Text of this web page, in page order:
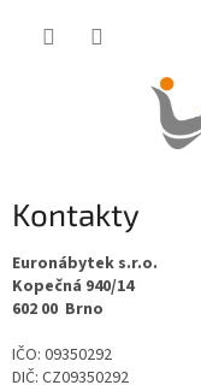
Kontakty
Euronábytek s.r.o.
Kopečná 940/14
602 00 Brno
IČO: 09350292
DIČ: CZ09350292